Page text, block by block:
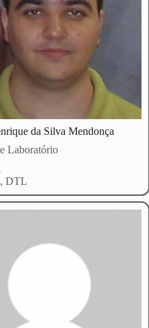
da Silva Mendonça
Laboratório
DTL